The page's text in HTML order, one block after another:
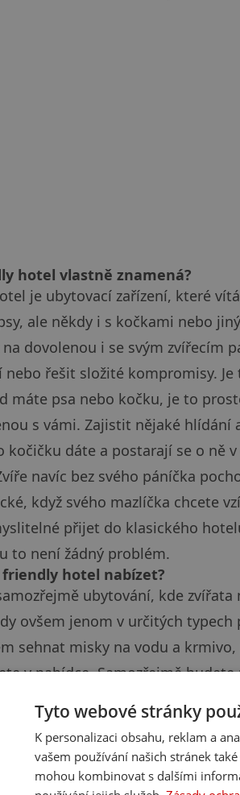
hotel vlastně znamená?
je ubytovací zařízení, které
ale někdy i s kočkami nebo
dovolenou i se svým zvířecím
řešit složité kompromisy.
máte psa nebo kočku, je to
s vámi. Zajistit nějaké hlídání
kočičku dáte a postarají se o ně
navíc bez svého páníčka
když svého mazlíčka chcete
přijet do klasického
to není žádný problém.
friendly hotel nabízet?
ubytování, kde
ovšem jenom v určitých
sehnat misky na vodu a
v nabídce. Samozřejmě
i doporučí vhodné trasy.
pejskem vydat na procházku.
dog wellness nebo psí menu,
bavlnce. U hotelů většinou
Tyto webové stránky
K personalizaci obsahu, reklam a
vašem používání našich stránek
mohou kombinovat s dalšími